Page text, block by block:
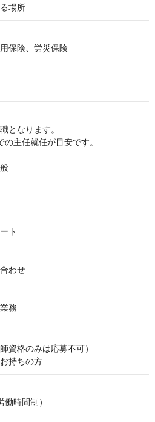
場所
保険、労災保険
となります。
主任就任が目安です。
ト
わせ
務
資格のみは応募不可）
持ちの方
時間制）